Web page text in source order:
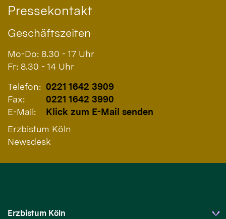
Pressekontakt
Geschäftszeiten
Mo-Do: 8.30 - 17 Uhr
Fr: 8.30 - 14 Uhr
Telefon: 0221 1642 3909
Fax:
0221 1642 3990
E-Mail:
Klick zum E-Mail senden
Erzbistum Köln
Newsdesk
Erzbistum Köln